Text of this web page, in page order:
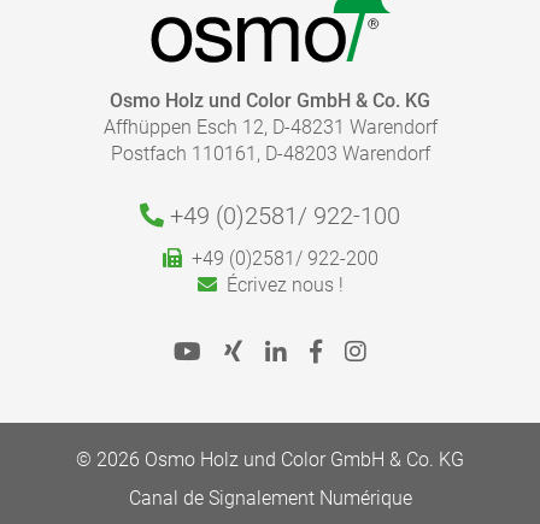
Calculez rapidement et facilement la quantité dont
vous avez besoin.
Aller au calculateur de rendement
CATALOGUE - SOLS - NETTOYAGE ET ENTRETIEN
ALLER À LA MÉDIATHÈQUE
Osmo Holz und Color GmbH & Co. KG
Affhüppen Esch 12, D-48231 Warendorf
Postfach 110161, D-48203 Warendorf
+49 (0)2581/ 922-100
+49 (0)2581/ 922-200
Écrivez nous !
© 2026 Osmo Holz und Color GmbH & Co. KG
Canal de Signalement Numérique